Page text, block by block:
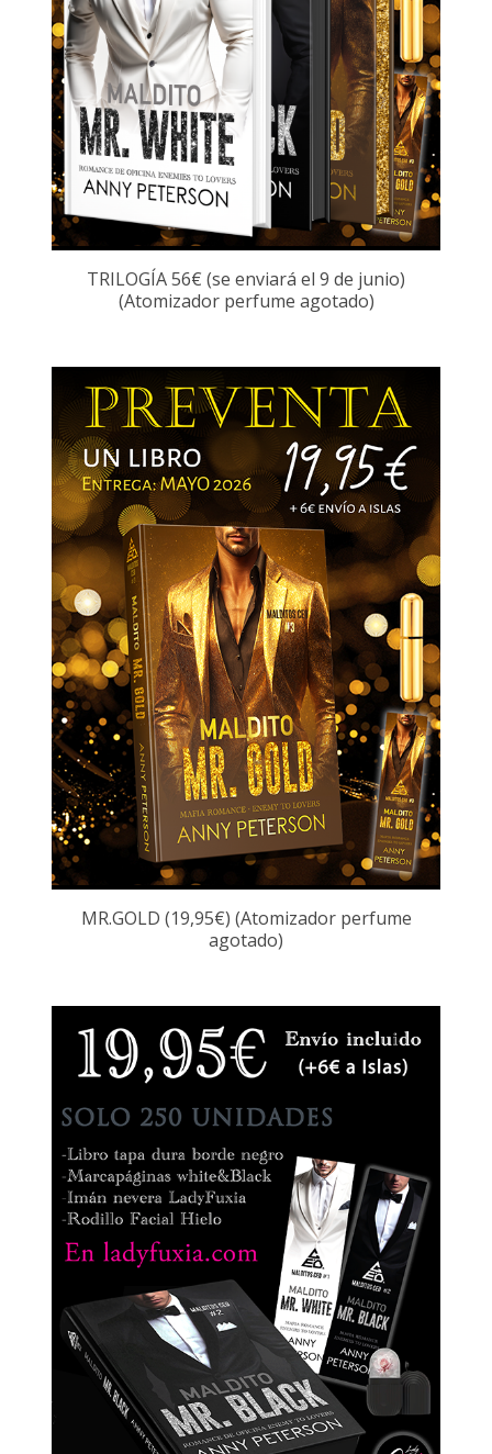
TRILOGÍA 56€ (se enviará el 9 de junio)
(Atomizador perfume agotado)
MR.GOLD (19,95€) (Atomizador perfume
agotado)